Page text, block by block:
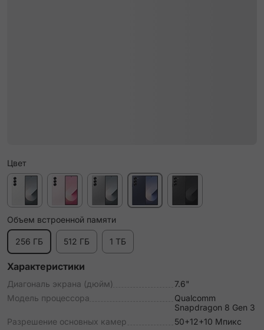
Цвет
Объем встроенной памяти
256 ГБ 512 ГБ 1 ТБ
Характеристики
Диагональ экрана (дюйм)
7.6"
Модель процессора
Qualcomm
Snapdragon 8 Gen 3
Разрешение основных камер
50+12+10 Мпикс